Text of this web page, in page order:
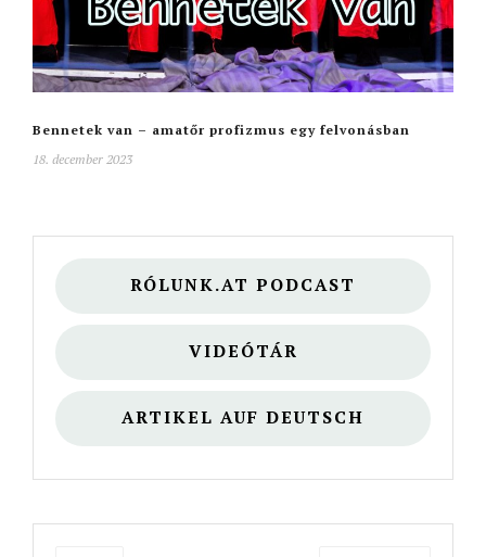
Bennetek van – amatőr profizmus egy felvonásban
18. december 2023
RÓLUNK.AT PODCAST
VIDEÓTÁR
ARTIKEL AUF DEUTSCH